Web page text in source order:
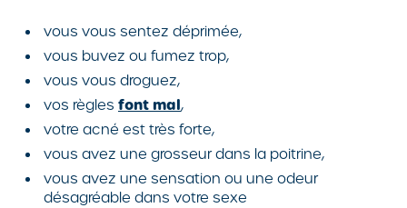
vous vous sentez déprimée,
vous buvez ou fumez trop,
vous vous droguez,
vos règles font mal,
votre acné est très forte,
vous avez une grosseur dans la poitrine,
vous avez une sensation ou une odeur
désagréable dans votre sexe